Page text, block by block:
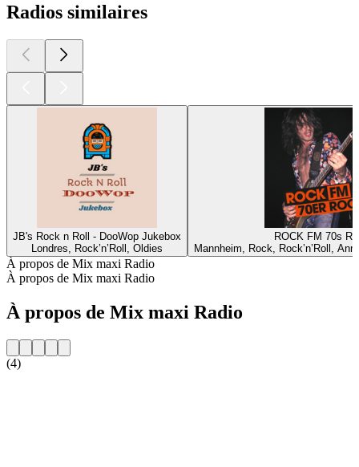
Radios similaires
JB's Rock n Roll - DooWop Jukebox
Londres, Rock’n’Roll, Oldies
ROCK FM 70s
Mannheim, Rock, Rock’n’Roll,
À propos de Mix maxi Radio
À propos de Mix maxi Radio
À propos de Mix maxi Radio
(4)